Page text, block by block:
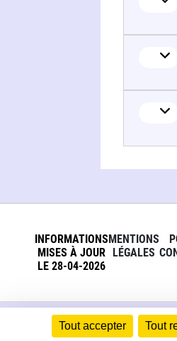
Tout accepter Tout
INFORMATIONS
MISES À JOUR
LE 28-04-2026
MENTIONS
LÉGALES